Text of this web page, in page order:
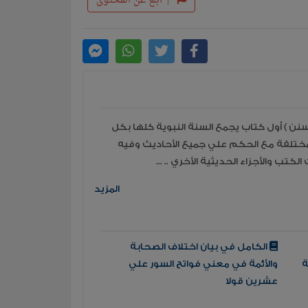
) أول كتاب يجمع السنة النبوية كلها بكل
مع الحكم علي جميع الأحاديث وفيه
المزيد
الكامل في بيان اختلاف الصحابة
والأئمة في معني فواتح السور علي
عشرين قولا